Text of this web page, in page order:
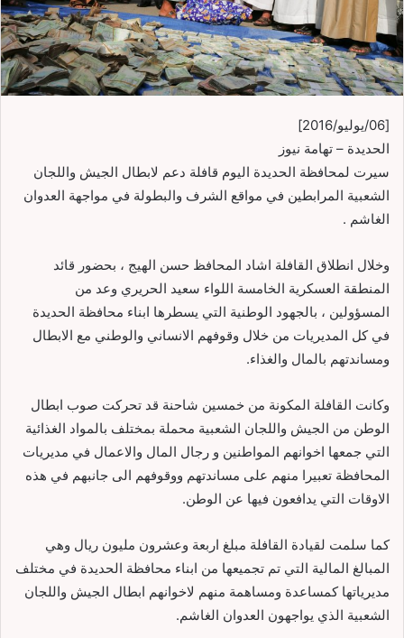
[06/يوليو/2016]
الحديدة – تهامة نيوز
سيرت لمحافظة الحديدة اليوم قافلة دعم لابطال الجيش واللجان
الشعبية المرابطين في مواقع الشرف والبطولة في مواجهة العدوان
الغاشم .
وخلال انطلاق القافلة اشاد المحافظ حسن الهيج ، بحضور قائد
المنطقة العسكرية الخامسة اللواء سعيد الحريري وعد من
المسؤولين ، بالجهود الوطنية التي يسطرها ابناء محافظة الحديدة
في كل المديريات من خلال وقوفهم الانساني والوطني مع الابطال
ومساندتهم بالمال والغذاء.
وكانت القافلة المكونة من خمسين شاحنة قد تحركت صوب ابطال
الوطن من الجيش واللجان الشعبية محملة بمختلف بالمواد الغذائية
التي جمعها اخوانهم المواطنين و رجال المال والاعمال في مديريات
المحافظة تعبيرا منهم على مساندتهم ووقوفهم الى جانبهم في هذه
الاوقات التي يدافعون فيها عن الوطن.
كما سلمت لقيادة القافلة مبلغ اربعة وعشرون مليون ريال وهي
المبالغ المالية التي تم تجميعها من ابناء محافظة الحديدة في مختلف
مديرياتها كمساعدة ومساهمة منهم لاخوانهم ابطال الجيش واللجان
الشعبية الذي يواجهون العدوان الغاشم.